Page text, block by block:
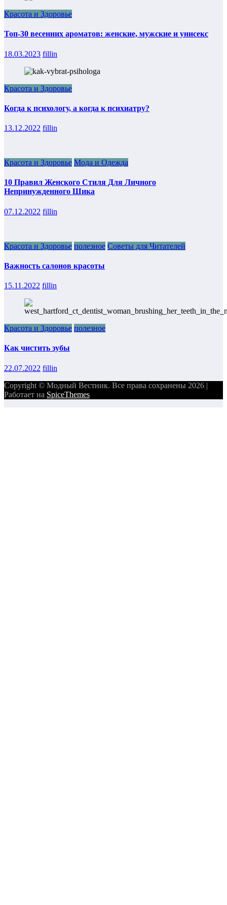
Красота и Здоровье
Топ-30 весенних ароматов: женские, мужские и унисекс
18.03.2023 fillin
Красота и Здоровье
Когда к психологу, а когда к психиатру?
13.12.2022 fillin
Красота и Здоровье Мода и Одежда
10 Правил Женского Стиля Для Личного
Непринужденного Шика
07.12.2022 fillin
Красота и Здоровье полезное Советы для Читателей
Важность салонов красоты
15.11.2022 fillin
Красота и Здоровье полезное
Как чистить зубы
22.07.2022 fillin
Copyright © Модный Вестник. Все права сохранены 2026 |
Работает на SpiceThemes